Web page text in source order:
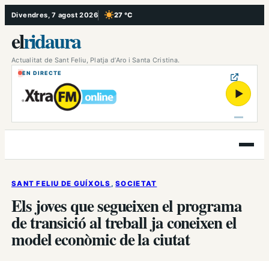
Vés
al
contingut
Divendres, 7 agost 2026 27 °C
, Cel serè
elridaura
Actualitat de Sant Feliu, Platja d’Aro i Santa Cristina.
EN DIRECTE
▶
Obre
el
SANT FELIU DE GUÍXOLS , SOCIETAT
Els joves que segueixen el programa
de transició al treball ja coneixen el
model econòmic de la ciutat